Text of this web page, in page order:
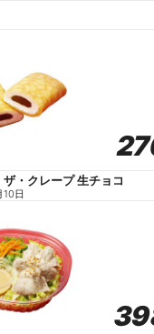
ザ・クレープ 生チョコ
10日